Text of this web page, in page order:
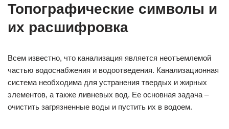
Топографические символы и
их расшифровка
Всем известно, что канализация является неотъемлемой
частью водоснабжения и водоотведения. Канализационная
система необходима для устранения твердых и жирных
элементов, а также ливневых вод. Ее основная задача –
очистить загрязненные воды и пустить их в водоем.